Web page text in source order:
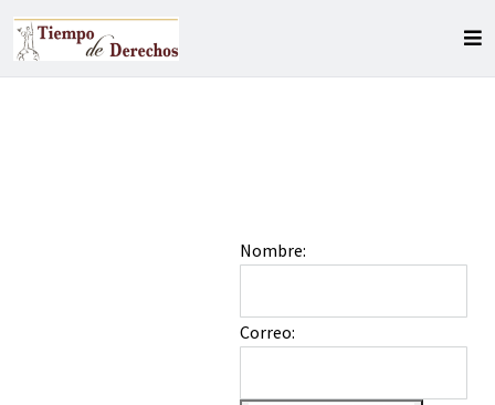
Nombre:
Correo: